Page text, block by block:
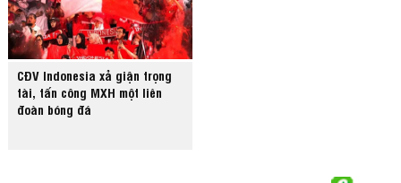
CĐV Indonesia xả giận trọng
tài, tấn công MXH một liên
đoàn bóng đá